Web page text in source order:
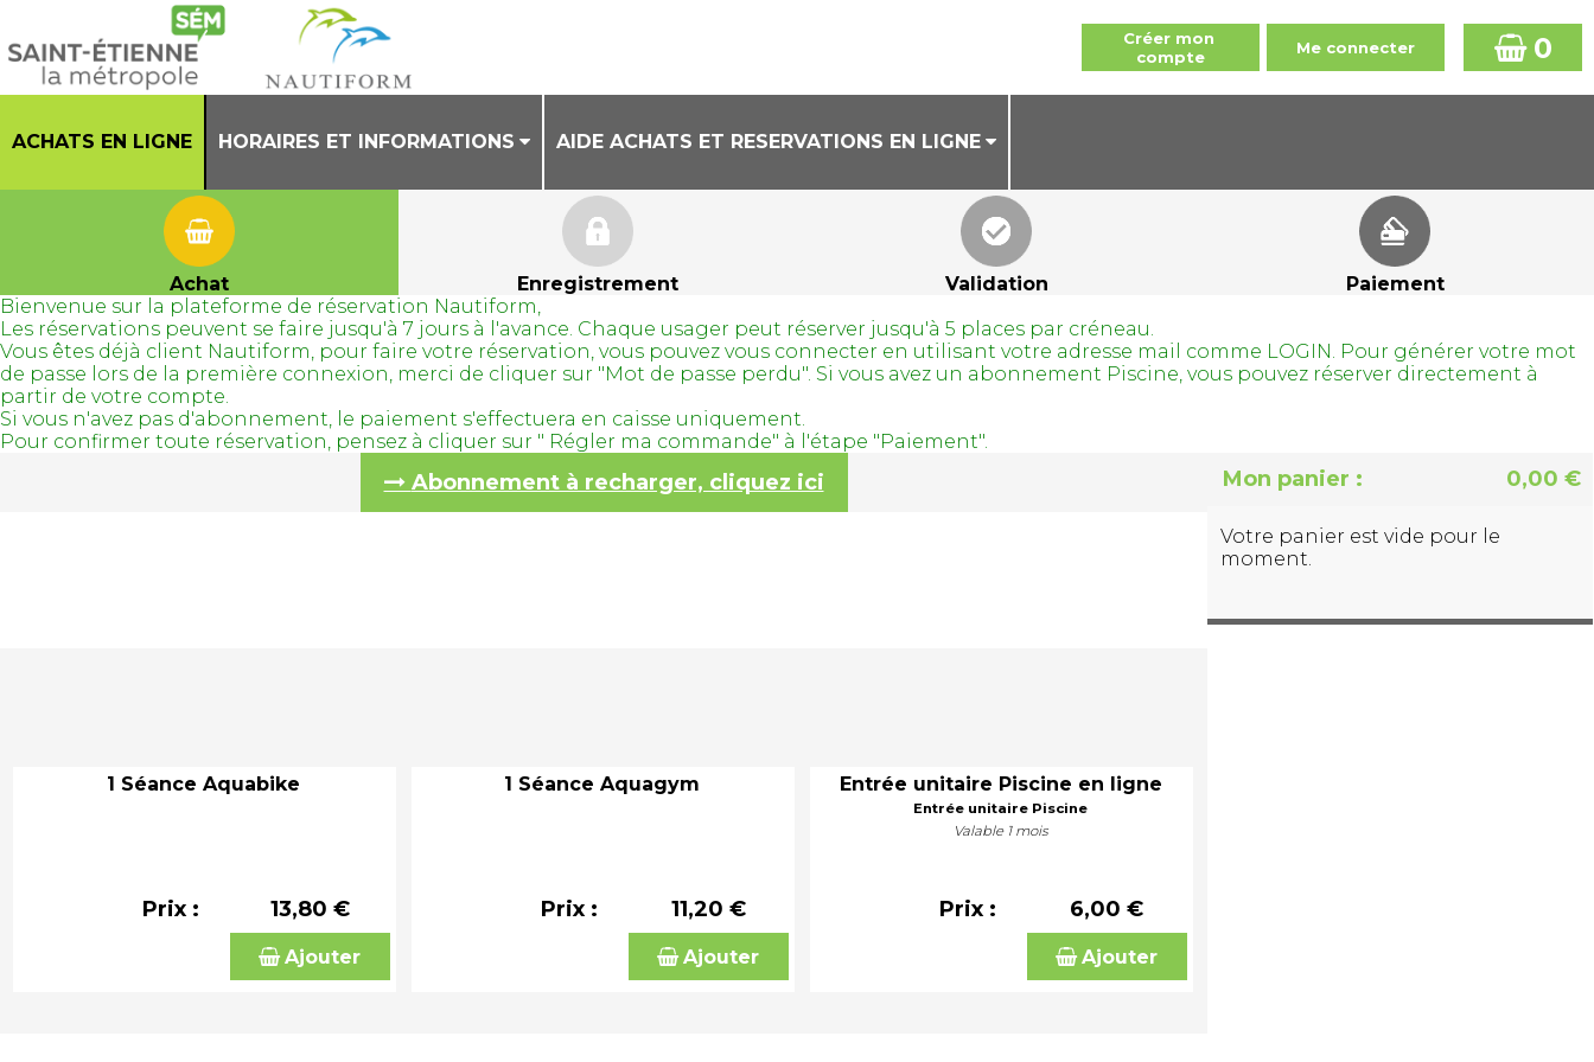
0
ACHATS EN LIGNE HORAIRES ET INFORMATIONS
PRESENTATION
HORAIRES CENTRE AQUATIQUE
REGLEMENT INTERIEUR
TENUES AUTORISEES
AIDE ACHATS ET RESERVATIONS EN LIGNE
CONDITIONS GENERALES DE VENTE
AIDE ACHAT DE BILLETS EN LIGNE
Achat Enregistrement Validation
Paiement
Bienvenue sur la plateforme de réservation Nautiform,
Les réservations peuvent se faire jusqu'à 7 jours à l'avance. Chaque usager peut réserver jusqu'à 5 places par créneau.
Vous êtes déjà client Nautiform, pour faire votre réservation, vous pouvez vous connecter en utilisant votre adresse mail comme LOGIN. Pour générer votre mot
de passe lors de la première connexion, merci de cliquer sur "Mot de passe perdu". Si vous avez un abonnement Piscine, vous pouvez réserver directement à
partir de votre compte.
Si vous n'avez pas d'abonnement, le paiement s'effectuera en caisse uniquement.
Pour confirmer toute réservation, pensez à cliquer sur " Régler ma commande" à l'étape "Paiement".
Abonnement à recharger, cliquez ici
1 Séance Aquabike
Prix : 13,80 €
Ajouter
1 Séance Aquagym
Prix : 11,20 €
Ajouter
Entrée unitaire Piscine en ligne
Entrée unitaire Piscine
Valable 1 mois
Prix : 6,00 €
Ajouter
Mon panier : 0,00 €
Votre panier est vide pour le
moment.